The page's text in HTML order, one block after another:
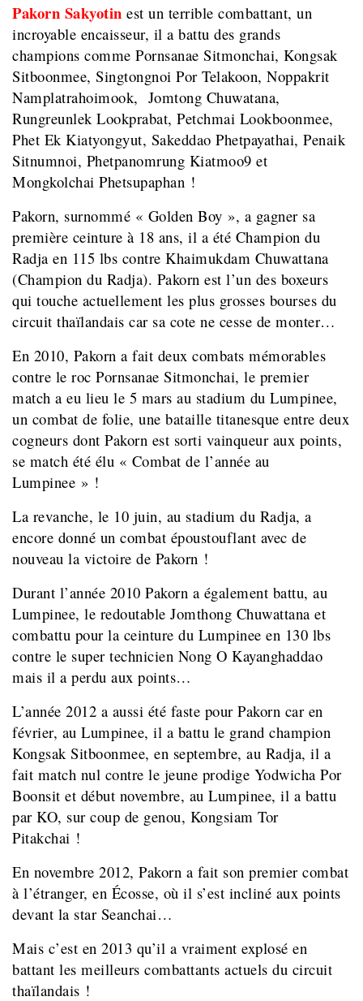
Pakorn Sakyotin est un terrible combattant, un
incroyable encaisseur, il a battu des grands
champions comme Pornsanae Sitmonchai, Kongsak
Sitboonmee, Singtongnoi Por Telakoon, Noppakrit
Namplatrahoimook, Jomtong Chuwatana,
Rungreunlek Lookprabat, Petchmai Lookboonmee,
Phet Ek Kiatyongyut, Sakeddao Phetpayathai, Penaik
Sitnumnoi, Phetpanomrung Kiatmoo9 et
Mongkolchai Phetsupaphan !
Pakorn, surnommé « Golden Boy », a gagner sa
première ceinture à 18 ans, il a été Champion du
Radja en 115 lbs contre Khaimukdam Chuwattana
(Champion du Radja). Pakorn est l’un des boxeurs
qui touche actuellement les plus grosses bourses du
circuit thaïlandais car sa cote ne cesse de monter…
En 2010, Pakorn a fait deux combats mémorables
contre le roc Pornsanae Sitmonchai, le premier
match a eu lieu le 5 mars au stadium du Lumpinee,
un combat de folie, une bataille titanesque entre deux
cogneurs dont Pakorn est sorti vainqueur aux points,
se match été élu « Combat de l’année au
Lumpinee » !
La revanche, le 10 juin, au stadium du Radja, a
encore donné un combat époustouflant avec de
nouveau la victoire de Pakorn !
Durant l’année 2010 Pakorn a également battu, au
Lumpinee, le redoutable Jomthong Chuwattana et
combattu pour la ceinture du Lumpinee en 130 lbs
contre le super technicien Nong O Kayanghaddao
mais il a perdu aux points…
L’année 2012 a aussi été faste pour Pakorn car en
février, au Lumpinee, il a battu le grand champion
Kongsak Sitboonmee, en septembre, au Radja, il a
fait match nul contre le jeune prodige Yodwicha Por
Boonsit et début novembre, au Lumpinee, il a battu
par KO, sur coup de genou, Kongsiam Tor
Pitakchai !
En novembre 2012, Pakorn a fait son premier combat
à l’étranger, en Écosse, où il s’est incliné aux points
devant la star Seanchai…
Mais c’est en 2013 qu’il a vraiment explosé en
battant les meilleurs combattants actuels du circuit
thaïlandais !